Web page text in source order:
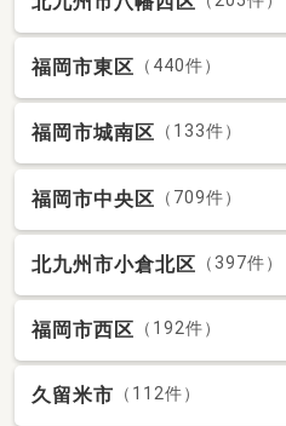
福岡市東区 （440件）
福岡市城南区 （133件）
福岡市中央区 （709件）
北九州市小倉北区 （397件）
福岡市西区 （192件）
久留米市 （112件）